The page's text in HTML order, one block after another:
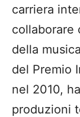
carriera
collaborare
della
del Premio
nel 2010,
produzioni